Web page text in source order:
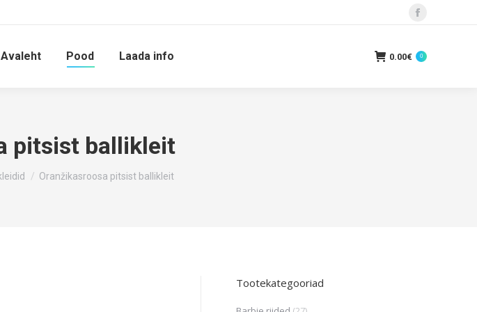
Facebook
Avaleht Pood Laada info 0.00€ 0
pitsist ballikleit
Oranžikasroosa pitsist ballikleit
Tootekategooriad